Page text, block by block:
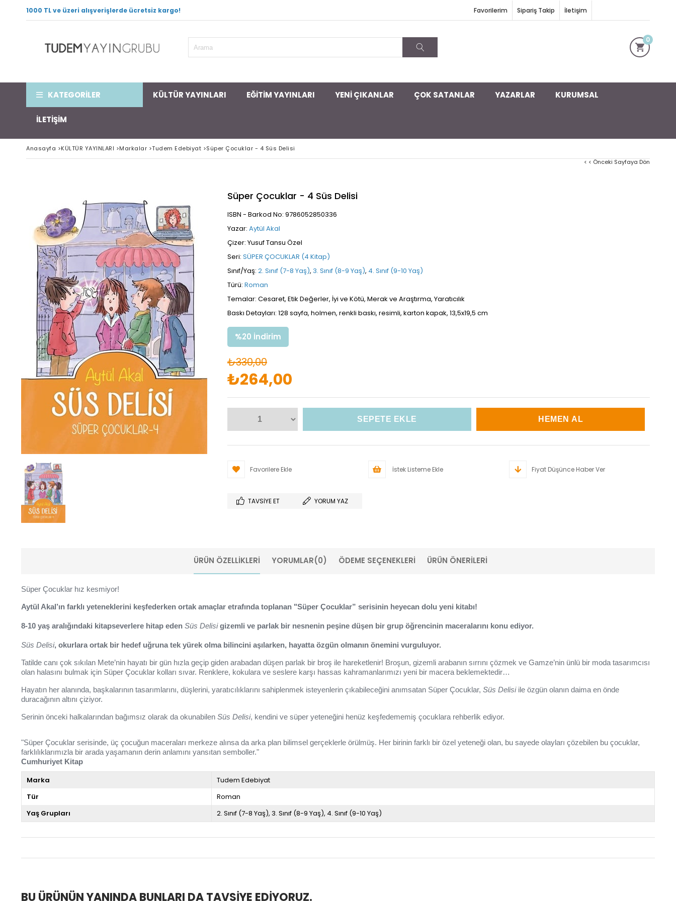
1000 TL ve üzeri alışverişlerde ücretsiz kargo! Sipariş Takip İletişim
Favorilerim
0
KATEGORİLER KÜLTÜR YAYINLARI EĞİTİM YAYINLARI YENİ ÇIKANLAR ÇOK SATANLAR YAZARLAR KURUMSAL
İLETİŞİM
Anasayfa >KÜLTÜR YAYINLARI >Markalar >Tudem Edebiyat >Süper Çocuklar - 4 Süs Delisi
< < Önceki Sayfaya Dön
Süper Çocuklar - 4 Süs Delisi
ISBN - Barkod No: 9786052850336
Yazar: Aytül Akal
Çizer: Yusuf Tansu Özel
Seri: SÜPER ÇOCUKLAR (4 Kitap)
Sınıf/Yaş: 2. Sınıf (7-8 Yaş), 3. Sınıf (8-9 Yaş), 4. Sınıf (9-10 Yaş)
Türü: Roman
Temalar: Cesaret, Etik Değerler, İyi ve Kötü, Merak ve Araştırma, Yaratıcılık
Baskı Detayları: 128 sayfa, holmen, renkli baskı, resimli, karton kapak, 13,5x19,5 cm
%20 İndirim
₺330,00
₺264,00
Favorilere Ekle İstek Listeme Ekle Fiyat Düşünce Haber Ver
TAVSIYE ET YORUM YAZ
ÜRÜN ÖZELLIKLERI YORUMLAR(0) ÖDEME SEÇENEKLERI ÜRÜN ÖNERILERI
Süper Çocuklar hız kesmiyor!
Aytül Akal’ın farklı yeteneklerini keşfederken ortak amaçlar etrafında toplanan "Süper Çocuklar” serisinin heyecan dolu yeni kitabı!
8-10 yaş aralığındaki kitapseverlere hitap eden Süs Delisigizemli ve parlak bir nesnenin peşine düşen bir grup öğrencinin maceralarını konu ediyor.
Süs Delisi, okurlara ortak bir hedef uğruna tek yürek olma bilincini aşılarken, hayatta özgün olmanın önemini vurguluyor.
Tatilde canı çok sıkılan Mete’nin hayatı bir gün hızla geçip giden arabadan düşen parlak bir broş ile hareketlenir! Broşun, gizemli arabanın sırrını çözmek ve Gamze’nin ünlü bir moda tasarımcısı
olan halasını bulmak için Süper Çocuklar kolları sıvar. Renklere, kokulara ve seslere karşı hassas kahramanlarımızı yeni bir macera beklemektedir…
Hayatın her alanında, başkalarının tasarımlarını, düşlerini, yaratıcılıklarını sahiplenmek isteyenlerin çıkabileceğini anımsatan Süper Çocuklar, Süs Delisi ile özgün olanın daima en önde
duracağının altını çiziyor.
Serinin önceki halkalarından bağımsız olarak da okunabilen Süs Delisi, kendini ve süper yeteneğini henüz keşfedememiş çocuklara rehberlik ediyor.
"Süper Çocuklar serisinde, üç çocuğun maceraları merkeze alınsa da arka plan bilimsel gerçeklerle örülmüş. Her birinin farklı bir özel yeteneği olan, bu sayede olayları çözebilen bu çocuklar,
farklılıklarımızla bir arada yaşamanın derin anlamını yansıtan semboller."
Cumhuriyet Kitap
Marka
Tudem Edebiyat
Tür
Roman
Yaş Grupları
2. Sınıf (7-8 Yaş) 3. Sınıf (8-9 Yaş) 4. Sınıf (9-10 Yaş)
BU ÜRÜNÜN YANINDA BUNLARI DA TAVSIYE EDIYORUZ.